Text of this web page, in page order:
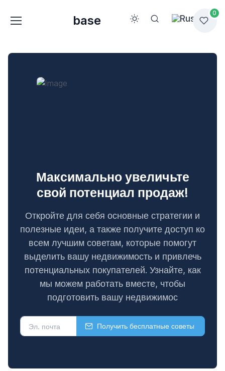
base
0
Максимально увеличьте
свой потенциал продаж!
Откройте для себя основные стратегии и
полезные идеи, а также получите доступ ко
всем лучшим советам, которые помогут
выделить вашу недвижимость и привлечь
потенциальных покупателей. Узнайте, как
мы можем работать вместе, чтобы
подготовить вашу недвижимос
Получить бесплатные советы